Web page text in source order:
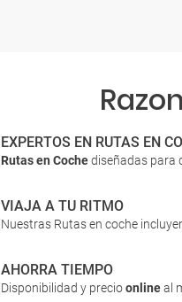
EXPERTOS EN RUTAS EN
Rutas en Cochediseñadas para
VIAJA A TU RITMO
Nuestras Rutas en coche
AHORRA TIEMPO
Disponibilidad y precioonlineal